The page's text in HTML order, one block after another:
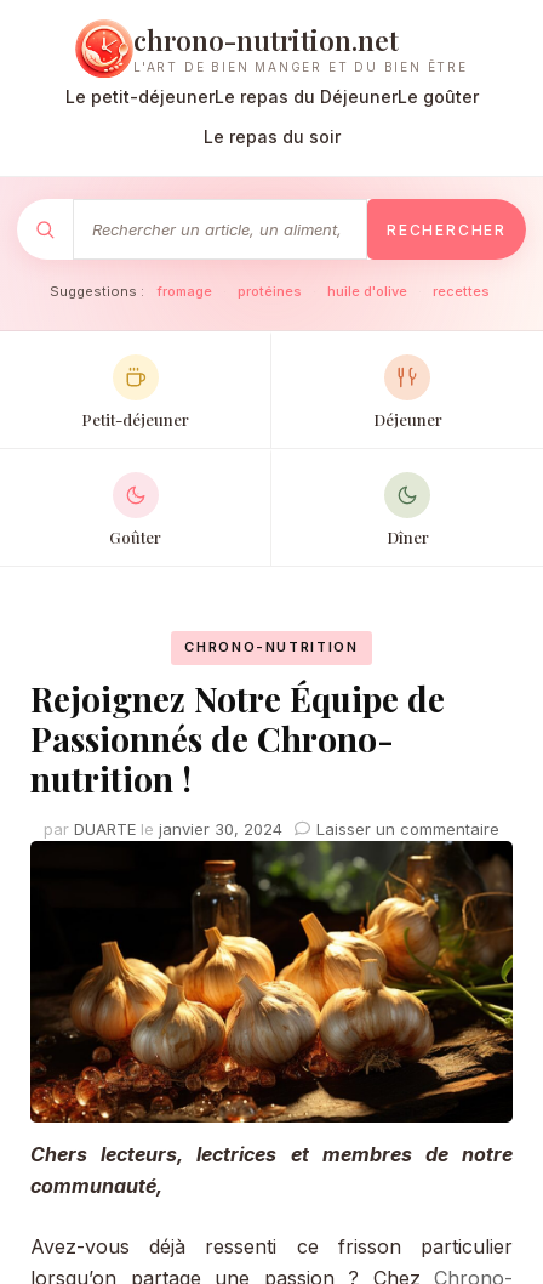
chrono-nutrition.net
L'ART DE BIEN MANGER ET DU BIEN ÊTRE
Le petit-déjeunerLe repas du DéjeunerLe goûter
Le repas du soir
RECHERCHER
Suggestions : fromage protéines huile d'olive recettes
Petit-déjeuner Déjeuner
Goûter Dîner
CHRONO-NUTRITION
Rejoignez Notre Équipe de
Passionnés de Chrono-
nutrition !
par DUARTE le janvier 30, 2024 Laisser un commentaire
Notre
de
de
!
Chers lecteurs, lectrices et membres de notre
communauté,
Avez-vous déjà ressenti ce frisson particulier
lorsqu’on partage une passion ? Chez Chrono-